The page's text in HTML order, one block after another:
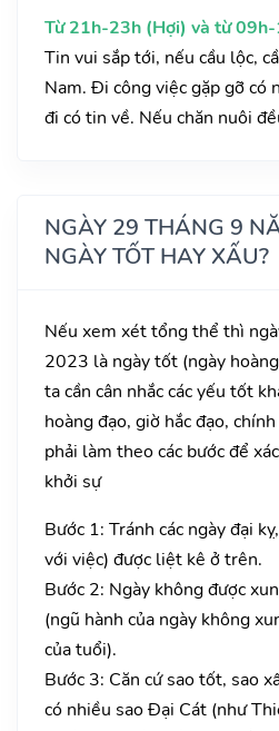
Từ 21h-23h (Hợi) và từ
Tin vui sắp tới, nếu cầu lộc,
Nam. Đi công việc gặp gỡ có
đi có tin về. Nếu chăn nuôi
NGÀY 29 THÁNG 9
NGÀY TỐT HAY XẤU?
Nếu xem xét tổng thể thì
2023 là ngày tốt (ngày
ta cần cân nhắc các yếu tốt
hoàng đạo, giờ hắc đạo,
phải làm theo các bước để
khởi sự
Bước 1: Tránh các ngày đại
với việc) được liệt kê ở trên.
Bước 2: Ngày không được
(ngũ hành của ngày không
của tuổi).
Bước 3: Căn cứ sao tốt, sao
có nhiều sao Đại Cát (như